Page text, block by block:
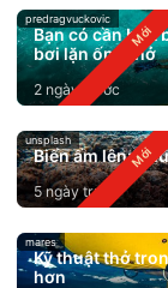
predragvuckovic
Bạn có cần biết
bơi lặn ống thở
2 ngày trước
unsplash
Biển ấm lên:
5 ngày trước
mares
Kỹ thuật thở
hơn